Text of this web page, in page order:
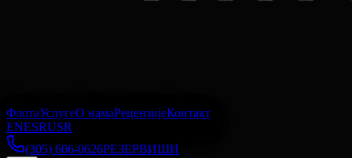
ФлотаУслугеО намаРецензијеКонтакт
ENESRUSR
(305) 606-0626РЕЗЕРВИШИ